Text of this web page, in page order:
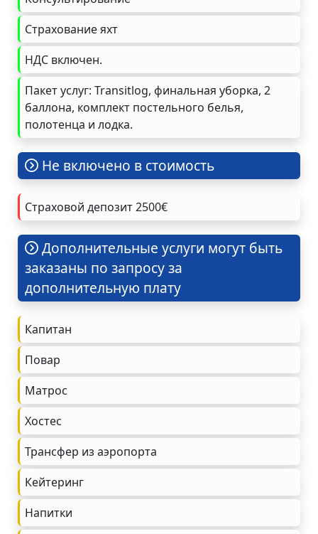
Страхование яхт
НДС включен.
Пакет услуг: Transitlog, финальная уборка, 2
баллона, комплект постельного белья,
полотенца и лодка.
Не включено в стоимость
Страховой депозит 2500€
Дополнительные услуги могут быть
заказаны по запросу за
дополнительную плату
Капитан
Повар
Матрос
Хостес
Трансфер из аэропорта
Кейтеринг
Напитки